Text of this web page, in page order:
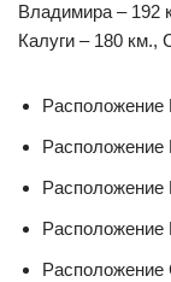
Владимира – 192
Калуги – 180 км.,
Расположение
Расположение
Расположение
Расположение
Расположение